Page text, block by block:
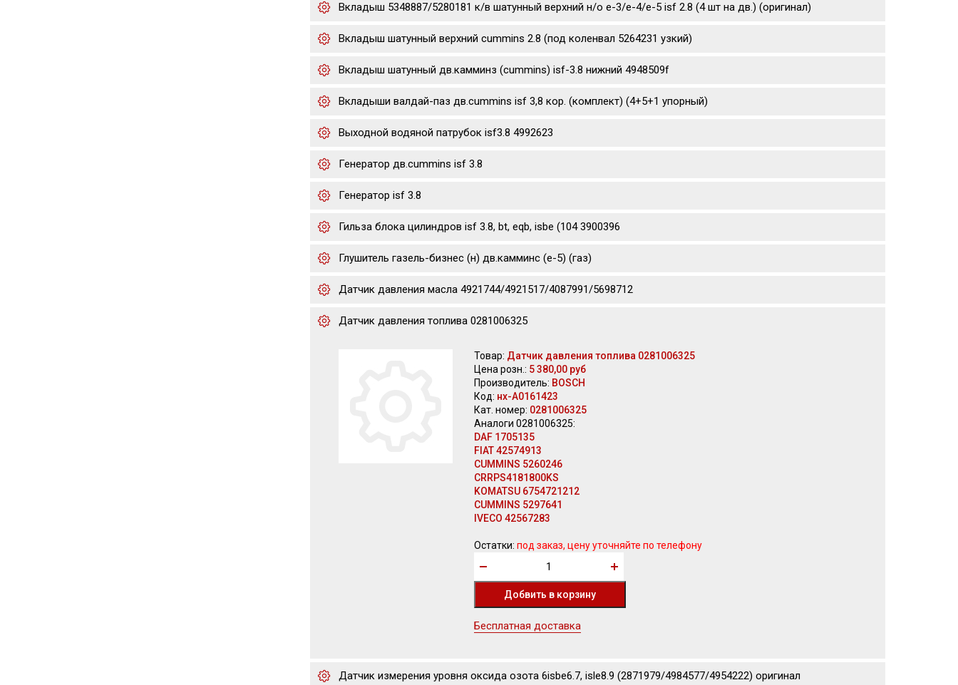
Вкладыш 5348887/5280181 к/в шатунный верхний н/о е-3/е-4/е-5 isf 2.8 (4 шт на дв.) (оригинал)
Вкладыш шатунный верхний cummins 2.8 (под коленвал 5264231 узкий)
Вкладыш шатунный дв.камминз (cummins) isf-3.8 нижний 4948509f
Вкладыши валдай-паз дв.cummins isf 3,8 кор. (комплект) (4+5+1 упорный)
Выходной водяной патрубок isf3.8 4992623
Генератор дв.cummins isf 3.8
Генератор isf 3.8
Гильза блока цилиндров isf 3.8, bt, eqb, isbe (104 3900396
Глушитель газель-бизнес (н) дв.камминс (е-5) (газ)
Датчик давления масла 4921744/4921517/4087991/5698712
Датчик давления топлива 0281006325
Товар: Датчик давления топлива 0281006325
Цена розн.: 5 380,00 руб
Производитель: BOSCH
Код: нх-А0161423
Кат. номер: 0281006325
Аналоги 0281006325:
DAF 1705135
FIAT 42574913
CUMMINS 5260246
CRRPS4181800KS
KOMATSU 6754721212
CUMMINS 5297641
IVECO 42567283
Остатки: под заказ, цену уточняйте по телефону
Бесплатная доставка
Датчик измерения уровня оксида озота 6isbe6.7, isle8.9 (2871979/4984577/4954222) оригинал